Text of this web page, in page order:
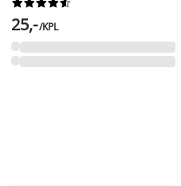
25,-/KPL